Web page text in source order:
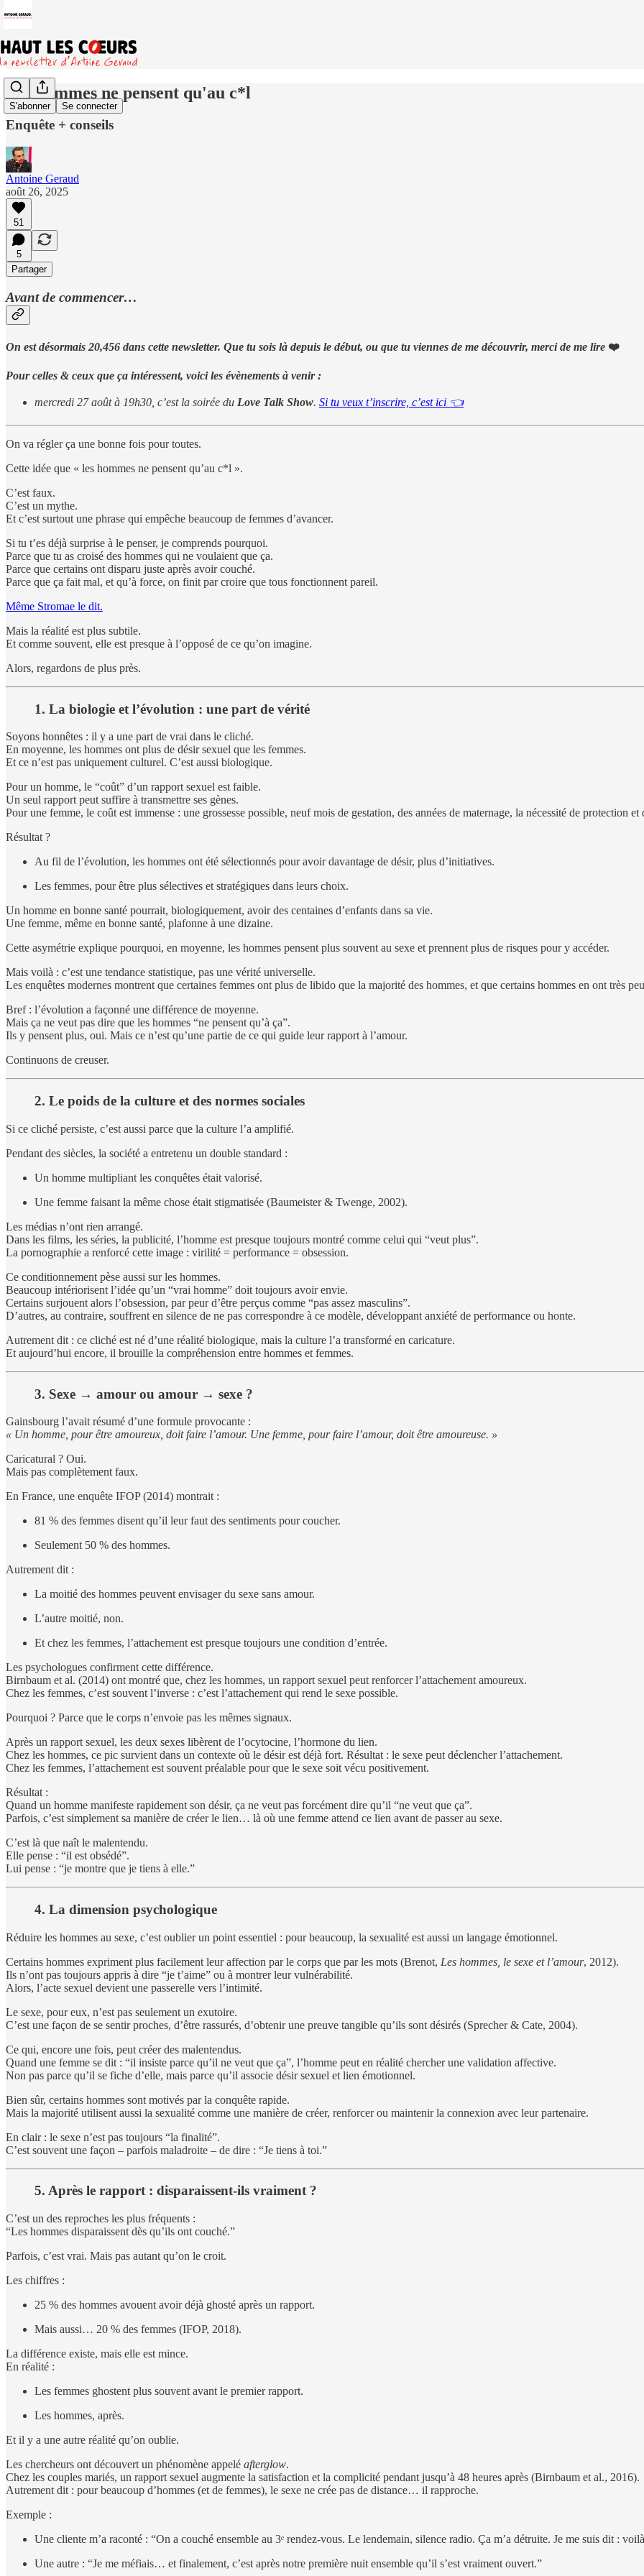
S'abonner Se connecter
Les hommes ne pensent qu'au c*l
Enquête + conseils
Antoine Geraud
août 26, 2025
51
5
Partager
Avant de commencer…
On est désormais 20,456 dans cette newsletter. Que tu sois là depuis le début, ou que tu viennes de me découvrir, merci de me lire ❤️
Pour celles & ceux que ça intéressent, voici les évènements à venir :
mercredi 27 août à 19h30, c’est la soirée du Love Talk Show. Si tu veux t’inscrire, c’est ici 👈
On va régler ça une bonne fois pour toutes.
Cette idée que « les hommes ne pensent qu’au c*l ».
C’est faux.
C’est un mythe.
Et c’est surtout une phrase qui empêche beaucoup de femmes d’avancer.
Si tu t’es déjà surprise à le penser, je comprends pourquoi.
Parce que tu as croisé des hommes qui ne voulaient que ça.
Parce que certains ont disparu juste après avoir couché.
Parce que ça fait mal, et qu’à force, on finit par croire que tous fonctionnent pareil.
Même Stromae le dit.
Mais la réalité est plus subtile.
Et comme souvent, elle est presque à l’opposé de ce qu’on imagine.
Alors, regardons de plus près.
1. La biologie et l’évolution : une part de vérité
Soyons honnêtes : il y a une part de vrai dans le cliché.
En moyenne, les hommes ont plus de désir sexuel que les femmes.
Et ce n’est pas uniquement culturel. C’est aussi biologique.
Pour un homme, le “coût” d’un rapport sexuel est faible.
Un seul rapport peut suffire à transmettre ses gènes.
Pour une femme, le coût est immense : une grossesse possible, neuf mois de gestation, des années de maternage, la nécessité de protection et
Résultat ?
Au fil de l’évolution, les hommes ont été sélectionnés pour avoir davantage de désir, plus d’initiatives.
Les femmes, pour être plus sélectives et stratégiques dans leurs choix.
Un homme en bonne santé pourrait, biologiquement, avoir des centaines d’enfants dans sa vie.
Une femme, même en bonne santé, plafonne à une dizaine.
Cette asymétrie explique pourquoi, en moyenne, les hommes pensent plus souvent au sexe et prennent plus de risques pour y accéder.
Mais voilà : c’est une tendance statistique, pas une vérité universelle.
Les enquêtes modernes montrent que certaines femmes ont plus de libido que la majorité des hommes, et que certains hommes en ont très
Bref : l’évolution a façonné une différence de moyenne.
Mais ça ne veut pas dire que les hommes “ne pensent qu’à ça”.
Ils y pensent plus, oui. Mais ce n’est qu’une partie de ce qui guide leur rapport à l’amour.
Continuons de creuser.
2. Le poids de la culture et des normes sociales
Si ce cliché persiste, c’est aussi parce que la culture l’a amplifié.
Pendant des siècles, la société a entretenu un double standard :
Un homme multipliant les conquêtes était valorisé.
Une femme faisant la même chose était stigmatisée (Baumeister & Twenge, 2002).
Les médias n’ont rien arrangé.
Dans les films, les séries, la publicité, l’homme est presque toujours montré comme celui qui “veut plus”.
La pornographie a renforcé cette image : virilité = performance = obsession.
Ce conditionnement pèse aussi sur les hommes.
Beaucoup intériorisent l’idée qu’un “vrai homme” doit toujours avoir envie.
Certains surjouent alors l’obsession, par peur d’être perçus comme “pas assez masculins”.
D’autres, au contraire, souffrent en silence de ne pas correspondre à ce modèle, développant anxiété de performance ou honte.
Autrement dit : ce cliché est né d’une réalité biologique, mais la culture l’a transformé en caricature.
Et aujourd’hui encore, il brouille la compréhension entre hommes et femmes.
3. Sexe → amour ou amour → sexe ?
Gainsbourg l’avait résumé d’une formule provocante :
« Un homme, pour être amoureux, doit faire l’amour. Une femme, pour faire l’amour, doit être amoureuse. »
Caricatural ? Oui.
Mais pas complètement faux.
En France, une enquête IFOP (2014) montrait :
81 % des femmes disent qu’il leur faut des sentiments pour coucher.
Seulement 50 % des hommes.
Autrement dit :
La moitié des hommes peuvent envisager du sexe sans amour.
L’autre moitié, non.
Et chez les femmes, l’attachement est presque toujours une condition d’entrée.
Les psychologues confirment cette différence.
Birnbaum et al. (2014) ont montré que, chez les hommes, un rapport sexuel peut renforcer l’attachement amoureux.
Chez les femmes, c’est souvent l’inverse : c’est l’attachement qui rend le sexe possible.
Pourquoi ? Parce que le corps n’envoie pas les mêmes signaux.
Après un rapport sexuel, les deux sexes libèrent de l’ocytocine, l’hormone du lien.
Chez les hommes, ce pic survient dans un contexte où le désir est déjà fort. Résultat : le sexe peut déclencher l’attachement.
Chez les femmes, l’attachement est souvent préalable pour que le sexe soit vécu positivement.
Résultat :
Quand un homme manifeste rapidement son désir, ça ne veut pas forcément dire qu’il “ne veut que ça”.
Parfois, c’est simplement sa manière de créer le lien… là où une femme attend ce lien avant de passer au sexe.
C’est là que naît le malentendu.
Elle pense : “il est obsédé”.
Lui pense : “je montre que je tiens à elle.”
4. La dimension psychologique
Réduire les hommes au sexe, c’est oublier un point essentiel : pour beaucoup, la sexualité est aussi un langage émotionnel.
Certains hommes expriment plus facilement leur affection par le corps que par les mots (Brenot, Les hommes, le sexe et l’amour, 2012).
Ils n’ont pas toujours appris à dire “je t’aime” ou à montrer leur vulnérabilité.
Alors, l’acte sexuel devient une passerelle vers l’intimité.
Le sexe, pour eux, n’est pas seulement un exutoire.
C’est une façon de se sentir proches, d’être rassurés, d’obtenir une preuve tangible qu’ils sont désirés (Sprecher & Cate, 2004).
Ce qui, encore une fois, peut créer des malentendus.
Quand une femme se dit : “il insiste parce qu’il ne veut que ça”, l’homme peut en réalité chercher une validation affective.
Non pas parce qu’il se fiche d’elle, mais parce qu’il associe désir sexuel et lien émotionnel.
Bien sûr, certains hommes sont motivés par la conquête rapide.
Mais la majorité utilisent aussi la sexualité comme une manière de créer, renforcer ou maintenir la connexion avec leur partenaire.
En clair : le sexe n’est pas toujours “la finalité”.
C’est souvent une façon – parfois maladroite – de dire : “Je tiens à toi.”
5. Après le rapport : disparaissent-ils vraiment ?
C’est un des reproches les plus fréquents :
“Les hommes disparaissent dès qu’ils ont couché.”
Parfois, c’est vrai. Mais pas autant qu’on le croit.
Les chiffres :
25 % des hommes avouent avoir déjà ghosté après un rapport.
Mais aussi… 20 % des femmes (IFOP, 2018).
La différence existe, mais elle est mince.
En réalité :
Les femmes ghostent plus souvent avant le premier rapport.
Les hommes, après.
Et il y a une autre réalité qu’on oublie.
Les chercheurs ont découvert un phénomène appelé afterglow.
Chez les couples mariés, un rapport sexuel augmente la satisfaction et la complicité pendant jusqu’à 48 heures après (Birnbaum et al., 2016).
Autrement dit : pour beaucoup d’hommes (et de femmes), le sexe ne crée pas de distance… il rapproche.
Exemple :
Une cliente m’a raconté : “On a couché ensemble au 3ᵉ rendez-vous. Le lendemain, silence radio. Ça m’a détruite. Je me suis dit :
Une autre : “Je me méfiais… et finalement, c’est après notre première nuit ensemble qu’il s’est vraiment ouvert.”